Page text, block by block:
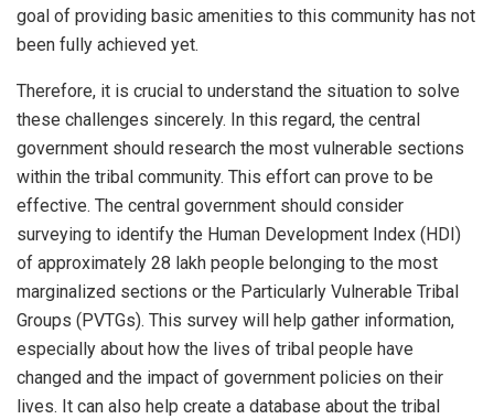
goal of providing basic amenities to this community has not
been fully achieved yet.
Therefore, it is crucial to understand the situation to solve
these challenges sincerely. In this regard, the central
government should research the most vulnerable sections
within the tribal community. This effort can prove to be
effective. The central government should consider
surveying to identify the Human Development Index (HDI)
of approximately 28 lakh people belonging to the most
marginalized sections or the Particularly Vulnerable Tribal
Groups (PVTGs). This survey will help gather information,
especially about how the lives of tribal people have
changed and the impact of government policies on their
lives. It can also help create a database about the tribal